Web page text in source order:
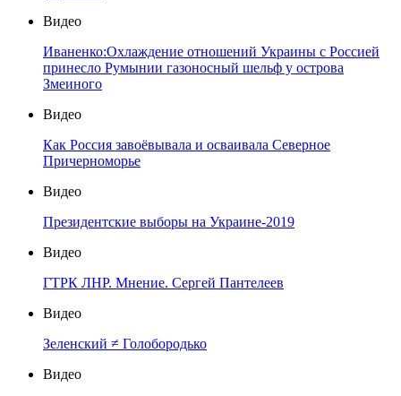
Видео
Иваненко:Охлаждение отношений Украины с Россией
принесло Румынии газоносный шельф у острова
Змеиного
Видео
Как Россия завоёвывала и осваивала Северное
Причерноморье
Видео
Президентские выборы на Украине-2019
Видео
ГТРК ЛНР. Мнение. Сергей Пантелеев
Видео
Зеленский ≠ Голобородько
Видео